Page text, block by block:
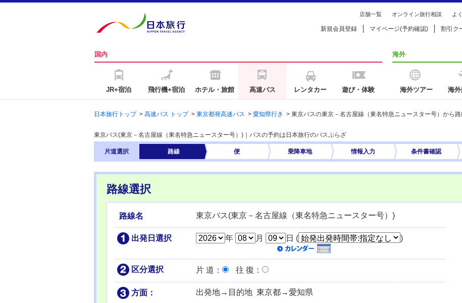
店舗一覧 オンライン旅行相談 よ
新規会員登録 マイページ(予約確認) 割引ク
国内
JR+宿泊 飛行機+宿泊 ホテル・旅館 高速バス レンタカー 遊び・体験
海外
海外ツアー 海
日本旅行トップ> 高速バス トップ> 東京都発高速バス > 愛知県行き > 東京バスの東京－名古屋線（東名特急ニュースター号）から路
東京バス(東京－名古屋線（東名特急ニュースター号）)｜バスの予約は日本旅行のバスぷらざ
片道選択 路線 便 乗降車地 情報入力 条件書確認
路線選択
路線名 東京バス(東京－名古屋線（東名特急ニュースター号）)
出発日選択 年 月 日 ( )
区分選択 片 道 ： 往 復 ：
方面： 出発地→目的地 東京都→愛知県